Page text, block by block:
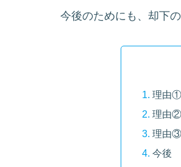
今後のためにも、却下
理由①
理由②
理由
今後